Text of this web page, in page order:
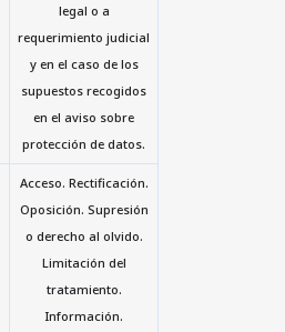
legal o a
requerimiento judicial
y en el caso de los
supuestos recogidos
en el aviso sobre
protección de datos.
Acceso. Rectificación.
Oposición. Supresión
o derecho al olvido.
Limitación del
tratamiento.
Información.